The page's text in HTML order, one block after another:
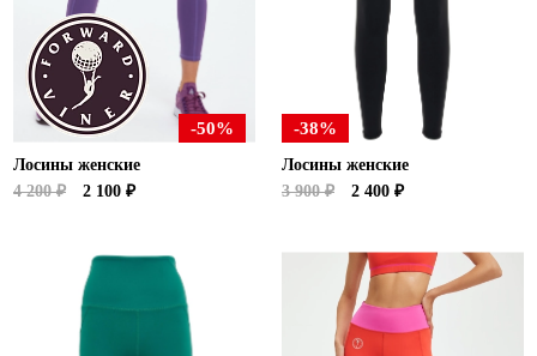
Ханты-Мансийский автономный округ (3)
Челябинская область (2)
Ямало-Ненецкий автономный округ (1)
Ярославская область (1)
-50%
Лосины женские
4 200 ₽
2 100 ₽
-38%
Лосины женские
3 900 ₽
2 400 ₽